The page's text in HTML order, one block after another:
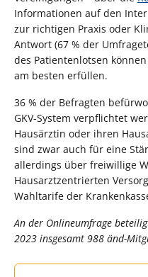
Informationen auf den
zur richtigen Praxis oder
Antwort (67 % der
des Patientenlotsen
am besten erfüllen.
36 % der Befragten
GKV-System verpflichtet
Hausärztin oder ihren
sind zwar auch für eine
allerdings über freiwillige
Hausarztzentrierten
Wahltarife der
An der Onlineumfrage
2023 insgesamt 988 änd-